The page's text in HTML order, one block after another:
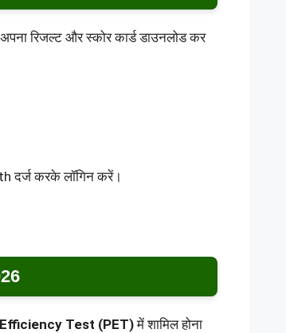
रिजल्ट और स्कोर कार्ड डाउनलोड कर
दर्ज करके लॉगिन करें।
Test (PET)में शामिल होना